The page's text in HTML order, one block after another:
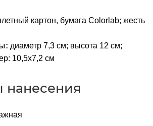
картон, бумага Colorlab; жесть
диаметр 7,3 см; высота 12 см;
10,5x7,2 см
нанесения